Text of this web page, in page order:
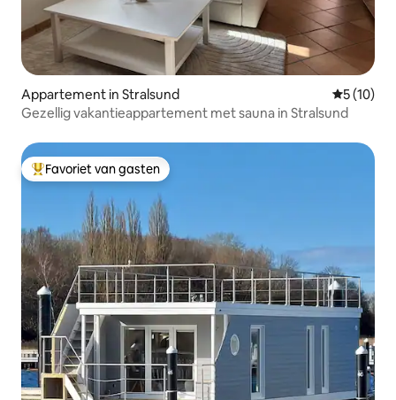
Appartement in Stralsund
5 (10)
Gezellig vakantieappartement met sauna in Stralsund
Topfavoriet van gasten
Favoriet van gasten